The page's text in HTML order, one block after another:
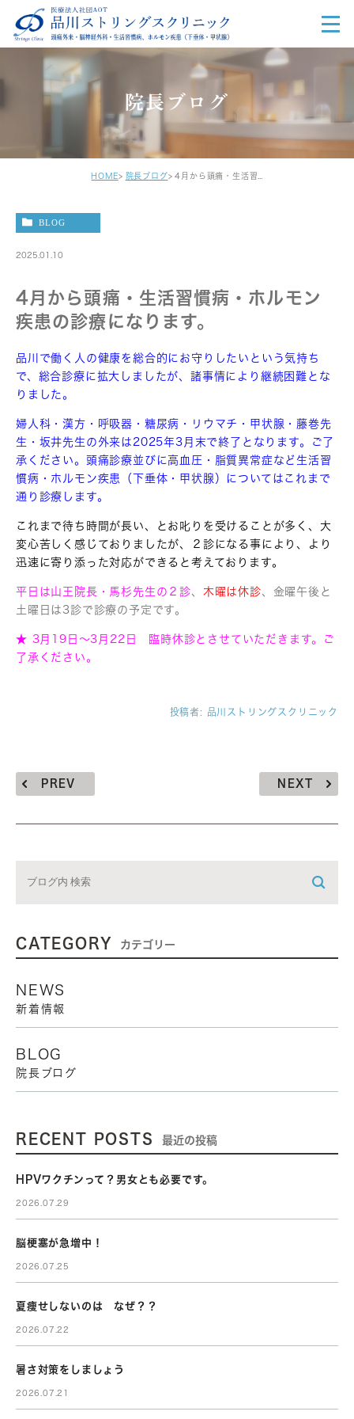
院長ブログ
HOME 院長ブログ
BLOG
2025.01.10
4月から頭痛・生活習慣病・ホルモン
疾患の診療になります。
品川で働く人の健康を総合的にお守りしたいという気持ち
で、総合診療に拡大しましたが、諸事情により継続困難とな
りました。
婦人科・漢方・呼吸器・糖尿病・リウマチ・甲状腺・藤巻先
生・坂井先生の外来は2025年3月末で終了となります。ご了
承ください。頭痛診療並びに高血圧・脂質異常症など生活習
慣病・ホルモン疾患（下垂体・甲状腺）についてはこれまで
通り診療します。
これまで待ち時間が長い、とお叱りを受けることが多く、大
変心苦しく感じておりましたが、２診になる事により、より
迅速に寄り添った対応ができると考えております。
平日は山王院長・馬杉先生の２診 木曜は休診 、金曜午後と
土曜日は3診で診療の予定です。
★ 3月19日〜3月22日 臨時休診とさせていただきます。ご
了承ください。
投稿者: 品川ストリングスクリニック
PREV NEXT
CATEGORY カテゴリー
NEWS
新着情報
BLOG
院長ブログ
RECENT POSTS 最近の投稿
HPVワクチンって？男女とも必要です。
2026.07.29
脳梗塞が急増中！
2026.07.25
夏痩せしないのは なぜ？？
2026.07.22
暑さ対策をしましょう
2026.07.21